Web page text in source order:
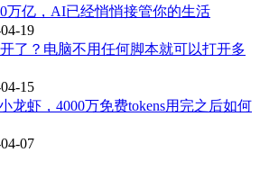
万亿，AI已经悄悄接管你的生活
19
了？电脑不用任何脚本就可以打开多
15
龙虾，4000万免费tokens用完之后如何
07